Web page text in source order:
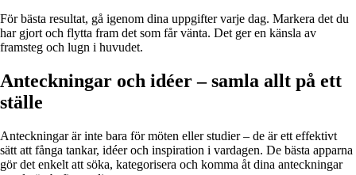
För bästa resultat, gå igenom dina uppgifter varje dag. Markera det du
har gjort och flytta fram det som får vänta. Det ger en känsla av
framsteg och lugn i huvudet.
Anteckningar och idéer – samla allt på ett
ställe
Anteckningar är inte bara för möten eller studier – de är ett effektivt
sätt att fånga tankar, idéer och inspiration i vardagen. De bästa apparna
gör det enkelt att söka, kategorisera och komma åt dina anteckningar